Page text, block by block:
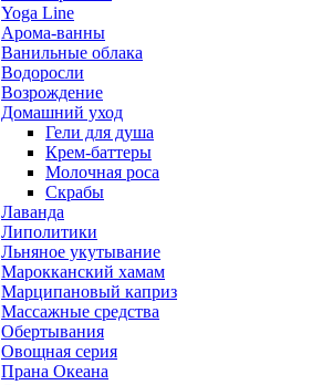
Yoga Line
Арома-ванны
Ванильные облака
Водоросли
Возрождение
Домашний уход
Гели для душа
Крем-баттеры
Молочная роса
Скрабы
Лаванда
Липолитики
Льняное укутывание
Марокканский хамам
Марципановый каприз
Массажные средства
Обертывания
Овощная серия
Прана Океана